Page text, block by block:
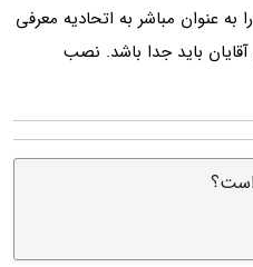
به عنوان مباشر به اتحادیه معرفی
باید جدا باشد. نصب
است؟